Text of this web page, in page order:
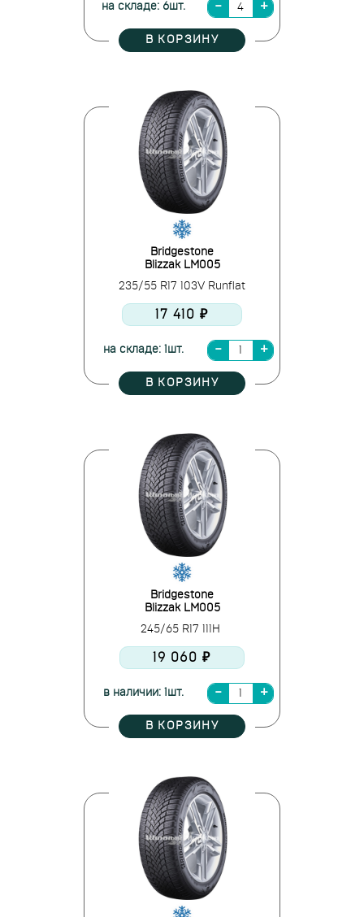
на складе: 6шт.
В КОРЗИНУ
Bridgestone
Blizzak LM005
235/55 R17 103V Runflat
17 410 ₽
на складе: 1шт.
В КОРЗИНУ
Bridgestone
Blizzak LM005
245/65 R17 111H
19 060 ₽
в наличии: 1шт.
В КОРЗИНУ